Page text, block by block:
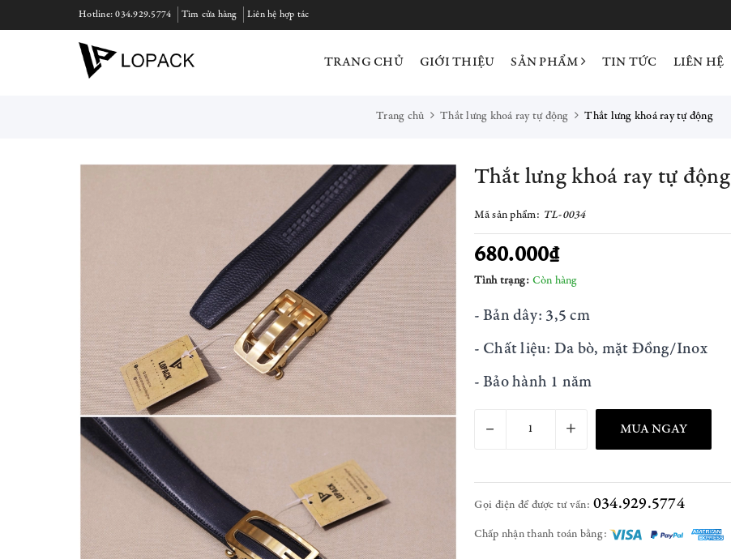
Hotline:034.929.5774 Tìm cửa hàng Liên hệ hợp tác
TRANG CHỦ GIỚI THIỆU SẢN PHẨM TIN TỨC LIÊN HỆ
Trang chủ Thắt lưng khoá ray tự động Thắt lưng khoá ray tự động
Thắt lưng khoá ray tự động
Mã sản phẩm: TL-0034
680.000₫
Tình trạng: Còn hàng
- Bản dây: 3,5 cm
- Chất liệu: Da bò, mặt Đồng/Inox
- Bảo hành 1 năm
– + MUA NGAY
Gọi điện để được tư vấn: 034.929.5774
Chấp nhận thanh toán bằng: